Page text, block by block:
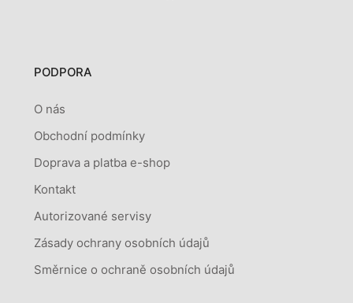
PODPORA
O nás
Obchodní podmínky
Doprava a platba e-shop
Kontakt
Autorizované servisy
Zásady ochrany osobních údajů
Směrnice o ochraně osobních údajů